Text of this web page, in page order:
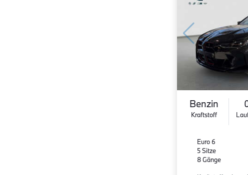
Benzin
Kraftstoff
Euro 6
5 Sitze
8 Gänge